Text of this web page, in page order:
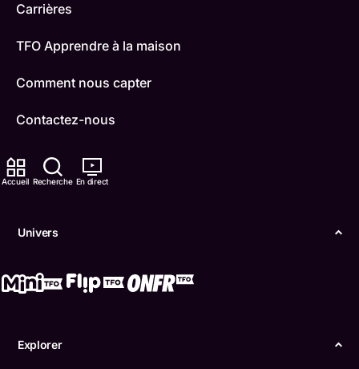
Accueil Recherche En direct
Univers
Explorer
Carrières
TFO Apprendre à la maison
Comment nous capter
Contactez-nous
ONFR
Boukili
Confidentialité